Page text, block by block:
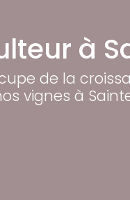
à
de la
vignes à